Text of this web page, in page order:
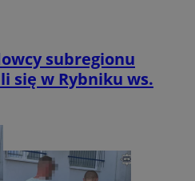
subregionu
się w Rybniku ws.